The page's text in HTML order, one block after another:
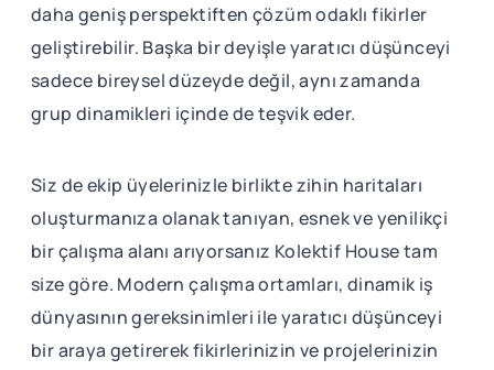
daha geniş perspektiften çözüm odaklı fikirler
geliştirebilir. Başka bir deyişle yaratıcı düşünceyi
sadece bireysel düzeyde değil, aynı zamanda
grup dinamikleri içinde de teşvik eder.
Siz de ekip üyelerinizle birlikte zihin haritaları
oluşturmanıza olanak tanıyan, esnek ve yenilikçi
bir çalışma alanı arıyorsanız Kolektif House tam
size göre. Modern çalışma ortamları, dinamik iş
dünyasının gereksinimleri ile yaratıcı düşünceyi
bir araya getirerek fikirlerinizin ve projelerinizin